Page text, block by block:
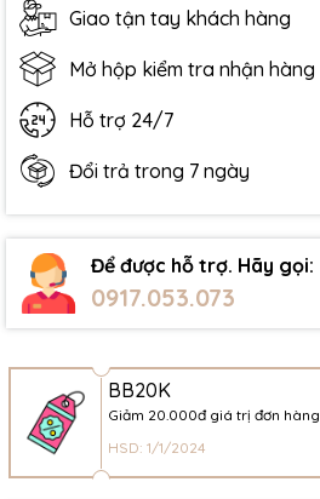
Giao tận tay khách hàng
Mở hộp kiểm tra nhận hàng
Hỗ trợ 24/7
Đổi trả trong 7 ngày
Để được hỗ trợ. Hãy gọi:
0917.053.073
BB20K
Giảm 20.000đ giá trị đơn hàng
HSD: 1/1/2024